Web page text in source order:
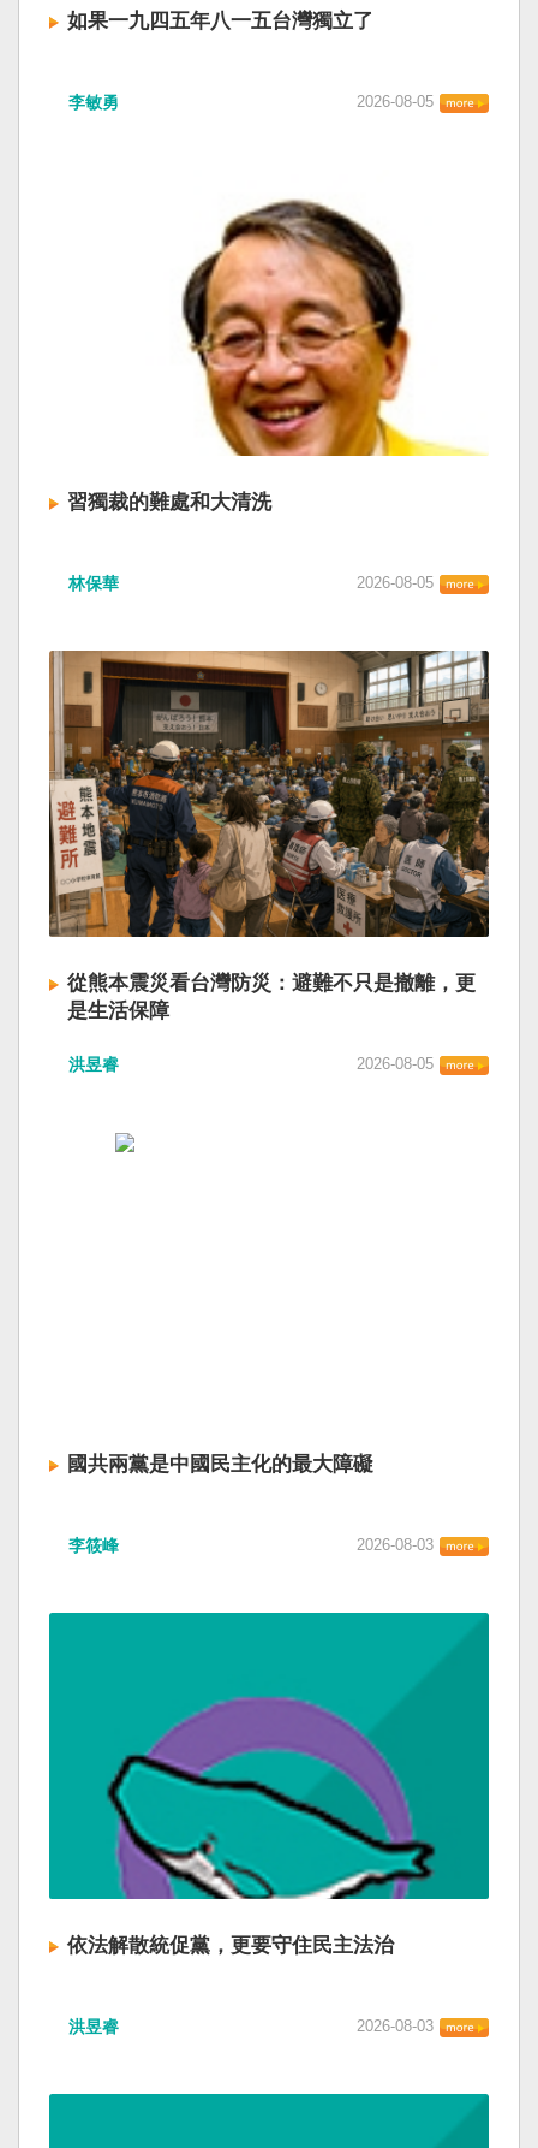
如果一九四五年八一五台灣獨立了
李敏勇 2026-08-05
習獨裁的難處和大清洗
林保華 2026-08-05
從熊本震災看台灣防災：避難不只是撤離，更
是生活保障
洪昱睿 2026-08-05
國共兩黨是中國民主化的最大障礙
李筱峰 2026-08-03
依法解散統促黨，更要守住民主法治
洪昱睿 2026-08-03